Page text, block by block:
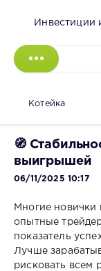
Инвестиции
Котейка
🧭
выигрышей
06/11/2025 10:17
Многие новички
опытные
показатель
Лучше
рисковать всем